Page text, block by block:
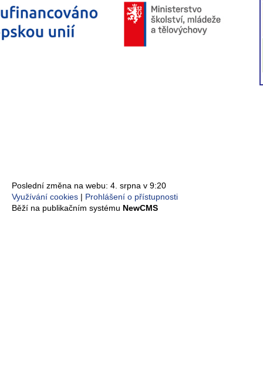
Poslední změna na webu: 4. srpna v 9:20
Využívání cookies
Prohlášení o přístupnosti
Běží na publikačním systému NewCMS